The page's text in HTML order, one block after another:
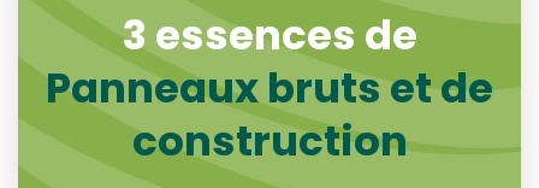
3 essences de
Panneaux bruts et de
construction